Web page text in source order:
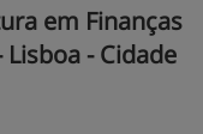
em Finanças
- Cidade